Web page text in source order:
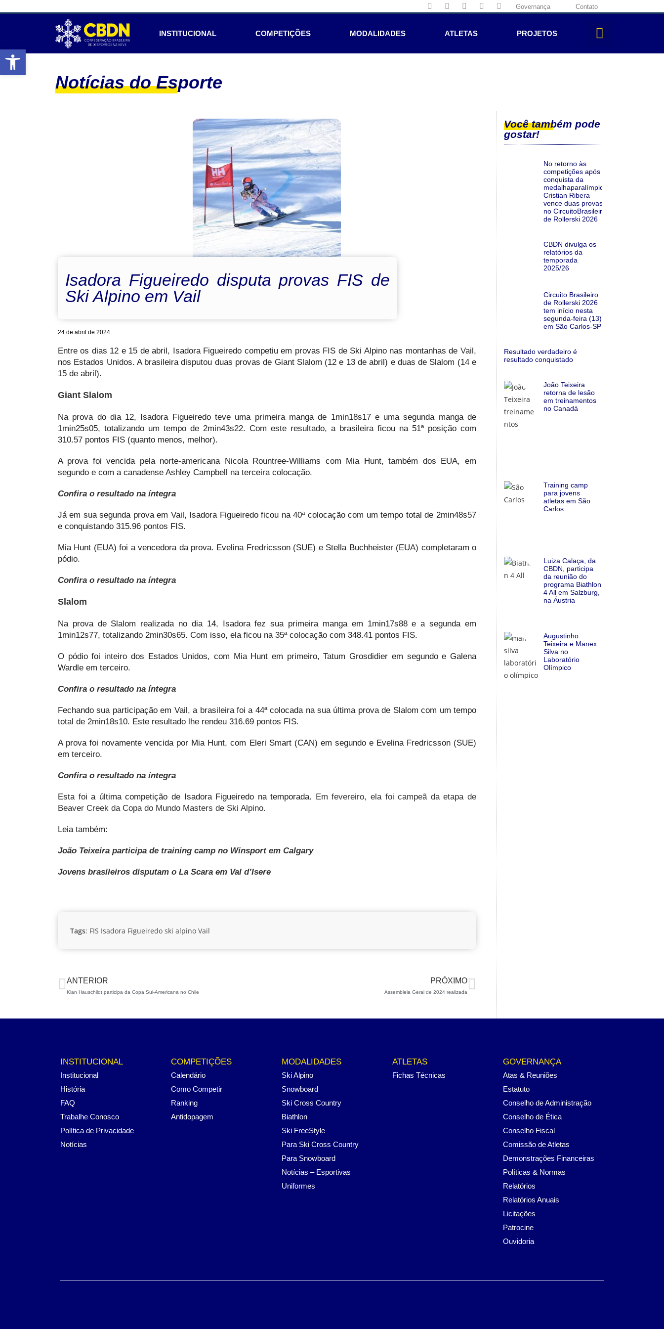
Governança Contato
INSTITUCIONAL COMPETIÇÕES MODALIDADES ATLETAS PROJETOS
Notícias do Esporte
Isadora Figueiredo disputa provas FIS de
Ski Alpino em Vail
24 de abril de 2024
Entre os dias 12 e 15 de abril, Isadora Figueiredo competiu em provas FIS de Ski Alpino nas montanhas de Vail,
nos Estados Unidos. A brasileira disputou duas provas de Giant Slalom (12 e 13 de abril) e duas de Slalom (14 e
15 de abril).
Giant Slalom
Na prova do dia 12, Isadora Figueiredo teve uma primeira manga de 1min18s17 e uma segunda manga de
1min25s05, totalizando um tempo de 2min43s22. Com este resultado, a brasileira ficou na 51ª posição com
310.57 pontos FIS (quanto menos, melhor).
A prova foi vencida pela norte-americana Nicola Rountree-Williams com Mia Hunt, também dos EUA, em
segundo e com a canadense Ashley Campbell na terceira colocação.
Confira o resultado na íntegra
Já em sua segunda prova em Vail, Isadora Figueiredo ficou na 40ª colocação com um tempo total de 2min48s57
e conquistando 315.96 pontos FIS.
Mia Hunt (EUA) foi a vencedora da prova. Evelina Fredricsson (SUE) e Stella Buchheister (EUA) completaram o
pódio.
Confira o resultado na íntegra
Slalom
Na prova de Slalom realizada no dia 14, Isadora fez sua primeira manga em 1min17s88 e a segunda em
1min12s77, totalizando 2min30s65. Com isso, ela ficou na 35ª colocação com 348.41 pontos FIS.
O pódio foi inteiro dos Estados Unidos, com Mia Hunt em primeiro, Tatum Grosdidier em segundo e Galena
Wardle em terceiro.
Confira o resultado na íntegra
Fechando sua participação em Vail, a brasileira foi a 44ª colocada na sua última prova de Slalom com um tempo
total de 2min18s10. Este resultado lhe rendeu 316.69 pontos FIS.
A prova foi novamente vencida por Mia Hunt, com Eleri Smart (CAN) em segundo e Evelina Fredricsson (SUE)
em terceiro.
Confira o resultado na íntegra
Esta foi a última competição de Isadora Figueiredo na temporada. Em fevereiro, ela foi campeã da etapa de
Beaver Creek da Copa do Mundo Masters de Ski Alpino.
Leia também:
João Teixeira participa de training camp no Winsport em Calgary
Jovens brasileiros disputam o La Scara em Val d’Isere
Tags: FIS Isadora Figueiredo ski alpino Vail
ANTERIOR
Kian Hauschildt participa da Copa Sul-Americana no Chile
PRÓXIMO
Assembleia Geral de 2024 realizada
Você também pode
gostar!
No retorno às
competições após a
conquista da
medalhaparalímpica,
Cristian Ribera
vence duas provas
no CircuitoBrasileiro
de Rollerski 2026
CBDN divulga os
relatórios da
temporada
2025/26
Circuito Brasileiro
de Rollerski 2026
tem início nesta
segunda-feira (13)
em São Carlos-SP
Resultado verdadeiro é
resultado conquistado
João Teixeira
retorna de lesão
em treinamentos
no Canadá
Training camp
para jovens
atletas em São
Carlos
Luiza Calaça, da
CBDN, participa
da reunião do
programa Biathlon
4 All em Salzburg,
na Áustria
Augustinho
Teixeira e Manex
Silva no
Laboratório
Olímpico
INSTITUCIONAL
Institucional
História
FAQ
Trabalhe Conosco
Política de Privacidade
Notícias
COMPETIÇÕES
Calendário
Como Competir
Ranking
Antidopagem
MODALIDADES
Ski Alpino
Snowboard
Ski Cross Country
Biathlon
Ski FreeStyle
Para Ski Cross Country
Para Snowboard
Notícias – Esportivas
Uniformes
ATLETAS
Fichas Técnicas
GOVERNANÇA
Atas & Reuniões
Estatuto
Conselho de Administração
Conselho de Ética
Conselho Fiscal
Comissão de Atletas
Demonstrações Financeiras
Políticas & Normas
Relatórios
Relatórios Anuais
Licitações
Patrocine
Ouvidoria
Abrir a barra de ferramentas